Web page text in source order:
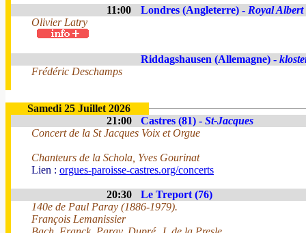
11:00 Londres (Angleterre) - Royal
Olivier Latry
Riddagshausen (Allemagne) -
Frédéric Deschamps
Samedi 25 Juillet 2026
21:00
Castres (81) - St-Jacques
Concert de la St Jacques Voix et Orgue
Chanteurs de la Schola, Yves Gourinat
Lien : orgues-paroisse-castres.org/concerts
20:30
Le Treport (76)
140e de Paul Paray (1886-1979).
François Lemanissier